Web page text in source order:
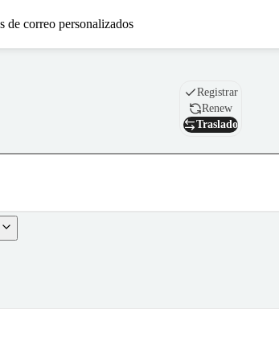
de correo personalizados
Nombre de dominio
Registrar
Renew
Traslado